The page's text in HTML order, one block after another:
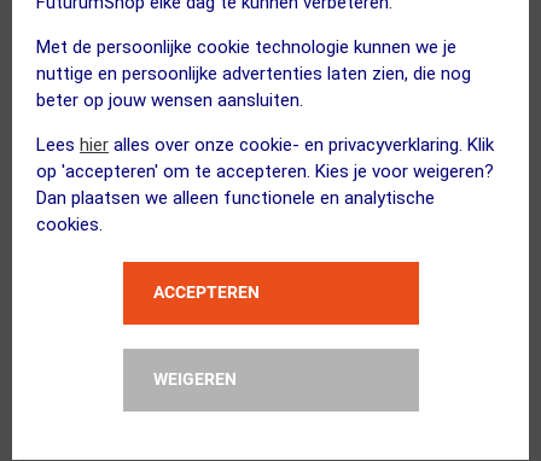
Met de persoonlijke cookie technologie kunnen we je
nuttige en persoonlijke advertenties laten zien, die nog
beter op jouw wensen aansluiten.
Lees hier alles over onze cookie- en privacyverklaring. Klik
op 'accepteren' om te accepteren. Kies je voor weigeren?
Dan plaatsen we alleen functionele en analytische
cookies.
ACCEPTEREN
WEIGEREN
CargoStraps BSB-161S Zwart 2 Stuks
XAND
Frame Beschermfolie Glans Tr...
CO2 Patronen 16 gram 5-stuks
Kies alternatief